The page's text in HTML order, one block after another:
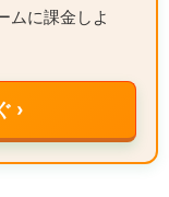
ムに課金しよ
›